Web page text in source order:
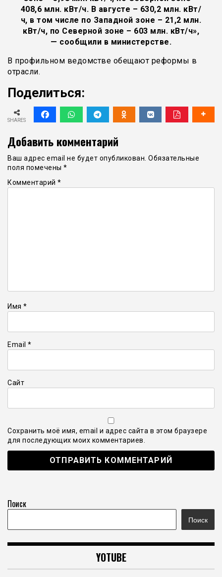
408,6 млн. кВт/ч. В августе – 630,2 млн. кВт/
ч, в том числе по Западной зоне – 21,2 млн.
кВт/ч, по Северной зоне – 603 млн. кВт/ч»,
— сообщили в министерстве.
В профильном ведомстве обещают реформы в
отрасли.
Поделиться:
SHARES
Добавить комментарий
Ваш адрес email не будет опубликован. Обязательные
поля помечены *
Комментарий *
Имя *
Email *
Сайт
Сохранить моё имя, email и адрес сайта в этом браузере
для последующих моих комментариев.
Поиск
Поиск
YOTUBE